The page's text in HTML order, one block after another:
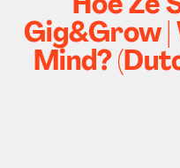
Hoe Ze
Gig&Grow |
Mind?